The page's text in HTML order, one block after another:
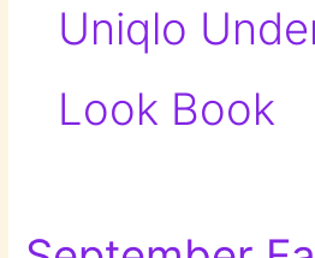
Uniqlo
Look Book